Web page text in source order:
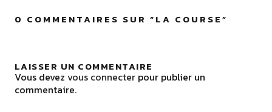
0 COMMENTAIRES SUR “LA COURSE”
LAISSER UN COMMENTAIRE
Vous devez vous connecterpour publier un
commentaire.